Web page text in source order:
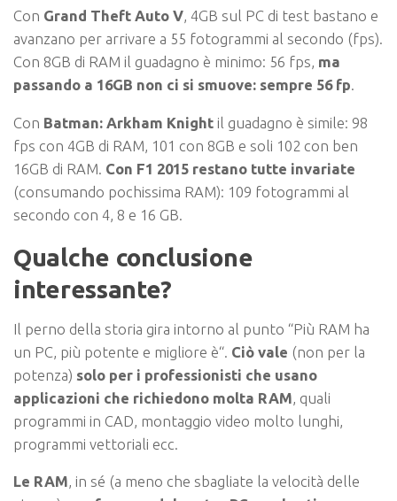
Con Grand Theft Auto V, 4GB sul PC di test bastano e
avanzano per arrivare a 55 fotogrammi al secondo (fps).
Con 8GB di RAM il guadagno è minimo: 56 fps, ma
passando a 16GB non ci si smuove: sempre 56 fp.
Con Batman: Arkham Knight il guadagno è simile: 98
fps con 4GB di RAM, 101 con 8GB e soli 102 con ben
16GB di RAM. Con F1 2015 restano tutte invariate
(consumando pochissima RAM): 109 fotogrammi al
secondo con 4, 8 e 16 GB.
Qualche conclusione
interessante?
Il perno della storia gira intorno al punto “Più RAM ha
un PC, più potente e migliore è“. Ciò vale (non per la
potenza) solo per i professionisti che usano
applicazioni che richiedono molta RAM , quali
programmi in CAD, montaggio video molto lunghi,
programmi vettoriali ecc.
Le RAM, in sé (a meno che sbagliate la velocità delle